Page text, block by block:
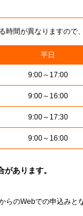
間が異なりますので
平日
9:00～17:00
9:00～16:00
9:00～17:30
9:00～16:00
あります。
らのWebでの申込みと